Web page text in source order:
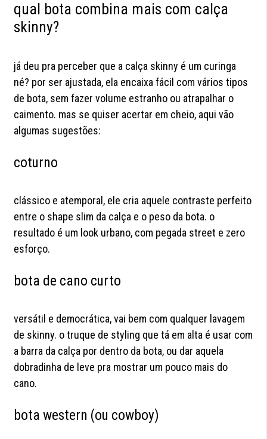
qual bota combina mais com calça
skinny?
já deu pra perceber que a calça skinny é um curinga
né? por ser ajustada, ela encaixa fácil com vários tipos
de bota, sem fazer volume estranho ou atrapalhar o
caimento. mas se quiser acertar em cheio, aqui vão
algumas sugestões:
coturno
clássico e atemporal, ele cria aquele contraste perfeito
entre o shape slim da calça e o peso da bota. o
resultado é um look urbano, com pegada street e zero
esforço.
bota de cano curto
versátil e democrática, vai bem com qualquer lavagem
de skinny. o truque de styling que tá em alta é usar com
a barra da calça por dentro da bota, ou dar aquela
dobradinha de leve pra mostrar um pouco mais do
cano.
bota western (ou cowboy)